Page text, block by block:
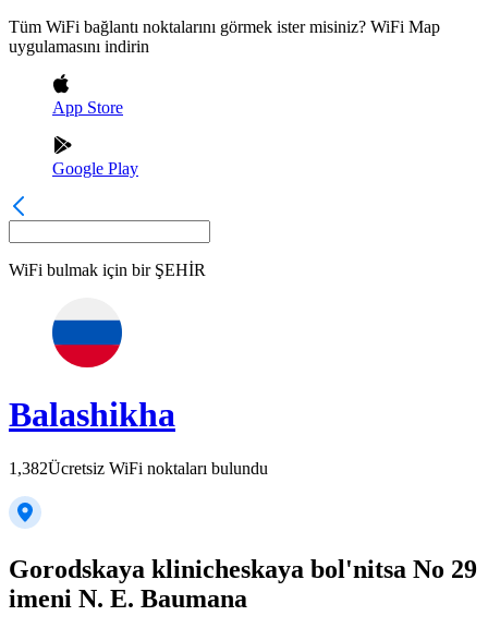
Tüm WiFi bağlantı noktalarını görmek ister misiniz? WiFi Map
uygulamasını indirin
App Store
Google Play
WiFi bulmak için bir ŞEHİR
Balashikha
1,382Ücretsiz WiFi noktaları bulundu
Gorodskaya klinicheskaya bol'nitsa No 29
imeni N. E. Baumana